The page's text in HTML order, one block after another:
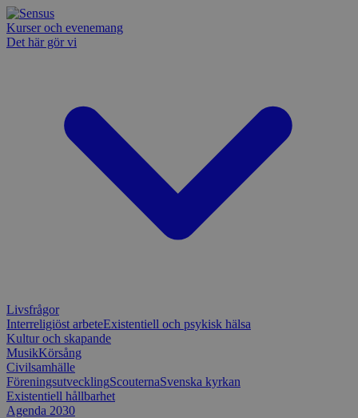
Kurser och evenemang
Det här gör vi
Livsfrågor
Interreligiöst arbeteExistentiell och psykisk hälsa
Kultur och skapande
MusikKörsång
Civilsamhälle
FöreningsutvecklingScouternaSvenska kyrkan
Existentiell hållbarhet
Agenda 2030